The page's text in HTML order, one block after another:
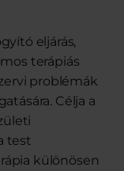
eljárás,
terápiás
problémák
Célja a
test
különösen